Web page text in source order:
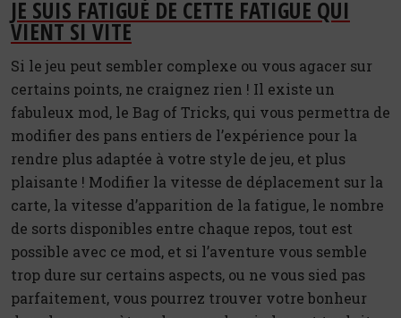
JE SUIS FATIGUÉ DE CETTE FATIGUE QUI
VIENT SI VITE
Si le jeu peut sembler complexe ou vous agacer sur
certains points, ne craignez rien ! Il existe un
fabuleux mod, le Bag of Tricks, qui vous permettra de
modifier des pans entiers de l’expérience pour la
rendre plus adaptée à votre style de jeu, et plus
plaisante ! Modifier la vitesse de déplacement sur la
carte, la vitesse d’apparition de la fatigue, le nombre
de sorts disponibles entre chaque repos, tout est
possible avec ce mod, et si l’aventure vous semble
trop dure sur certains aspects, ou ne vous sied pas
parfaitement, vous pourrez trouver votre bonheur